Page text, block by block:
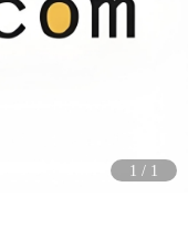
1 / 1